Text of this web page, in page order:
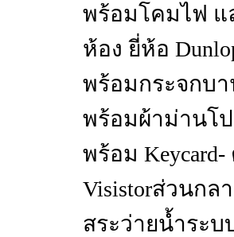
พร้อมโคมไฟ แ
ห้อง ยี่ห้อ
พร้อมกระจกบ
พร้อมผ้าม่านโ
พร้อม
Visistorส่วนกลา
สระว่ายน้ำระบ